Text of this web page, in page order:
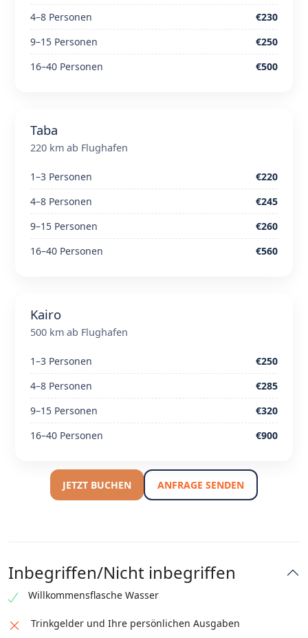
4–8 Personen
€230
9–15 Personen
€250
16–40 Personen
€500
Taba
220 km ab Flughafen
1–3 Personen
€220
4–8 Personen
€245
9–15 Personen
€260
16–40 Personen
€560
Kairo
500 km ab Flughafen
1–3 Personen
€250
4–8 Personen
€285
9–15 Personen
€320
16–40 Personen
€900
JETZT BUCHEN ANFRAGE SENDEN
Inbegriffen/Nicht inbegriffen
Willkommensflasche Wasser
Trinkgelder und Ihre persönlichen Ausgaben